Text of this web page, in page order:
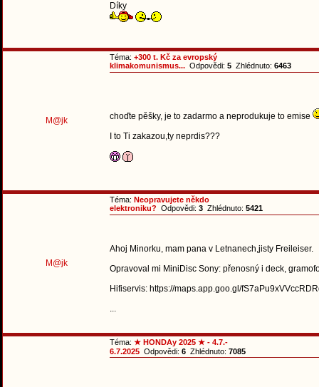
Díky
M@jk
Téma: +300 t. Kč za evropský
klimakomunismus... Odpovědi: 5 Zhlédnuto: 6463
choďte pěšky, je to zadarmo a neprodukuje to emise
I to Ti zakazou,ty neprdis???
M@jk
Téma: Neopravujete někdo
elektroniku? Odpovědi: 3 Zhlédnuto: 5421
Ahoj Minorku, mam pana v Letnanech,jisty Freileiser.
Opravoval mi MiniDisc Sony: přenosný i deck,
Hifiservis: https://maps.app.goo.gl/
...
Téma: ★ HONDAy 2025 ★ - 4.7.-
6.7.2025 Odpovědi: 6 Zhlédnuto: 7085